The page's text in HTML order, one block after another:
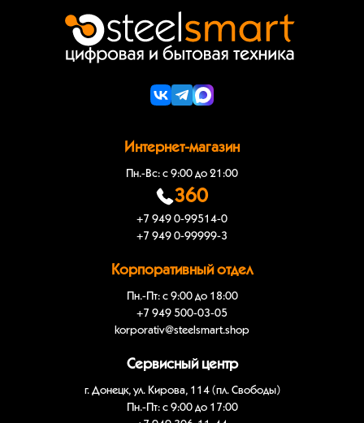
Интернет-магазин
Пн.-Вс: с 9:00 до 21:00
360
+7 949 0-99514-0
+7 949 0-99999-3
Корпоративный отдел
Пн.-Пт: с 9:00 до 18:00
+7 949 500-03-05
korporativ@steelsmart.shop
Сервисный центр
г. Донецк, ул. Кирова, 114 (пл. Свободы)
Пн.-Пт: с 9:00 до 17:00